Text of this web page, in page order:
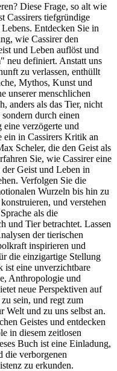
Diese Frage, so alt wie
Cassirers tiefgründige
Entdecken Sie in
wie Cassirer den
und Leben auflöst und
neu definiert. Anstatt uns
zu verlassen, enthüllt
Mythos, Kunst und
unserer menschlichen
anders als das Tier, nicht
durch einen
verzögerte und
ein in Cassirers Kritik an
Scheler, die den Geist als
Sie, wie Cassirer eine
Geist und Leben in
Verfolgen Sie die
Wurzeln bis hin zu
und verstehen
als die
und Tier betrachtet. Lassen
der tierischen
inspirieren und
die einzigartige Stellung
ist eine unverzichtbare
Anthropologie und
neue Perspektiven auf
sein, und regt zum
Welt und zu uns selbst an.
Geistes und entdecken
in diesem zeitlosen
Buch ist eine Einladung,
die verborgenen
zu erkunden.